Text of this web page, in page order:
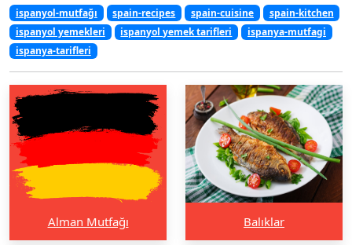
ispanyol-mutfağı spain-recipes spain-cuisine
spain-kitchen
ispanyol yemekleri
ispanyol yemek tarifleri
ispanya-mutfagi
ispanya-tarifleri
Alman Mutfağı Balıklar